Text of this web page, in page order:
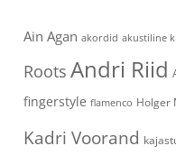
Ain Agan akordid akustiline
Roots Andri Riid
fingerstyle flamenco Holger
Kadri Voorand